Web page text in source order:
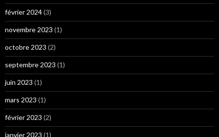
février 2024(3)
novembre 2023 (1)
octobre 2023 (2)
septembre 2023 (1)
juin 2023 (1)
mars 2023 (1)
février 2023 (2)
janvier 2023 (1)